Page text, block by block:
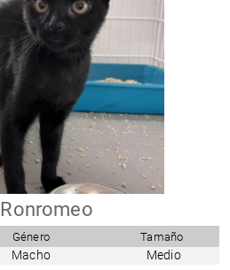
Ronromeo
Género Tamaño
Macho Medio